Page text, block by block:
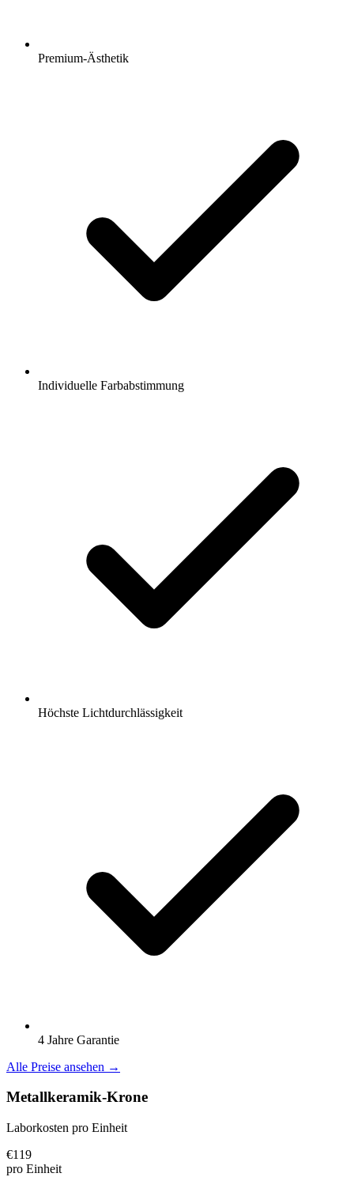
Premium-Ästhetik
Individuelle Farbabstimmung
Höchste Lichtdurchlässigkeit
4 Jahre Garantie
Alle Preise ansehen →
Metallkeramik-Krone
Laborkosten pro Einheit
€119
pro Einheit